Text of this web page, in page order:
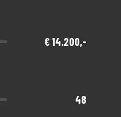
€ 14.200,-
48